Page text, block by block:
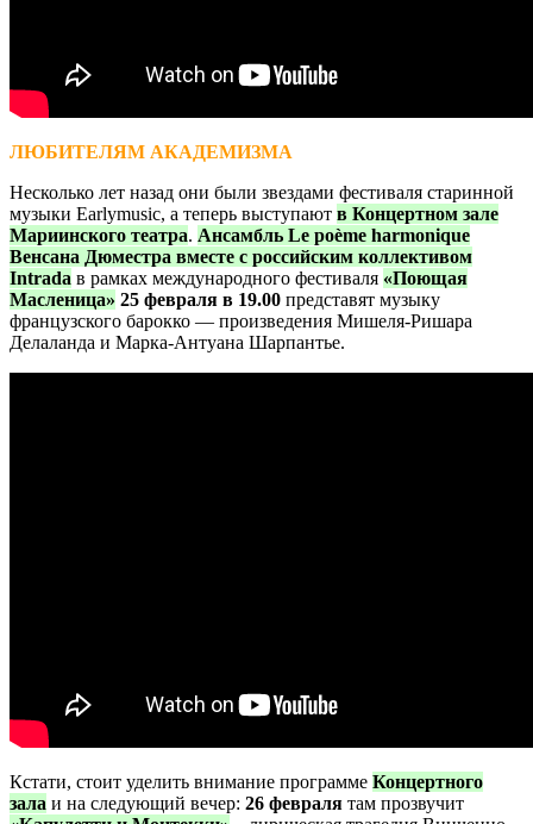
ЛЮБИТЕЛЯМ АКАДЕМИЗМА
Несколько лет назад они были звездами фестиваля старинной
музыки Earlymusic, а теперь выступают в Концертном зале
Мариинского театра. Ансамбль Le poème harmonique
Венсана Дюместра вместе с российским коллективом
Intrada в рамках международного фестиваля «Поющая
Масленица» 25 февраля в 19.00 представят музыку
французского барокко — произведения Мишеля-Ришара
Делаланда и Марка-Антуана Шарпантье.
Кстати, стоит уделить внимание программе Концертного
зала и на следующий вечер: 26 февраля там прозвучит